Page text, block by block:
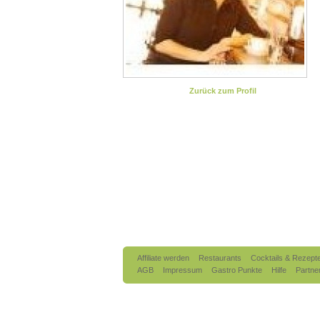
Zurück zum Profil
Affiliate werden Restaurants
Cocktails &
AGB
Impressum Gastro Punkte Hilfe